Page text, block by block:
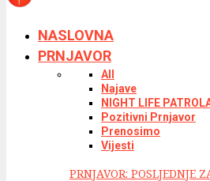
NASLOVNA
PRNJAVOR
All
Najave
NIGHT LIFE
Pozitivni Prnjavor
Prenosimo
Vijesti
PRNJAVOR: POSLJEDNJE